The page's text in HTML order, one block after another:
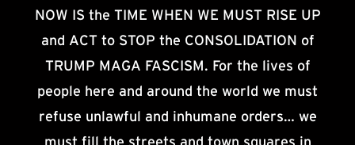
NOW IS the TIME WHEN WE MUST RISE UP
and ACT to STOP the CONSOLIDATION of
TRUMP MAGA FASCISM. For the lives of
people here and around the world we must
refuse unlawful and inhumane orders… we